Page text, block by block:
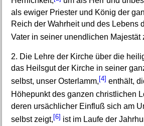
als ewiger Priester und König der
Reich der Wahrheit und des Lebens
Vater in seiner unendlichen Majestät
2. Die Lehre der Kirche über die
das Heilsgut der Kirche in seiner
selbst, unser Osterlamm, [4] enthält,
Höhepunkt des ganzen christlichen
deren ursächlicher Einfluß sich am
selbst zeigt, [6] ist im Laufe der